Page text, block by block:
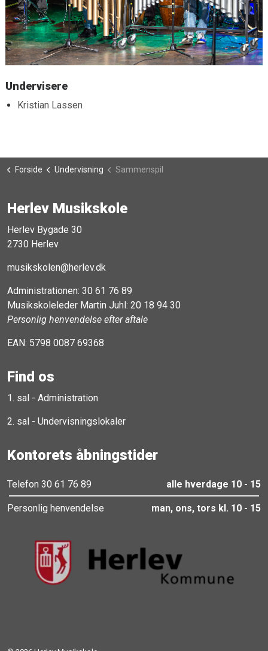
Undervisere
Kristian Lassen
Forside Undervisning Sammenspil
Herlev Musikskole
Herlev Bygade 30
2730 Herlev
musikskolen@herlev.dk
Administrationen: 30 61 76 89
Musikskoleleder Martin Juhl: 20 18 94 30
Personlig henvendelse efter aftale
EAN: 5798 0087 69368
Find os
1. sal - Administration
2. sal - Undervisningslokaler
Kontorets åbningstider
Telefon 30 61 76 89 alle hverdage 10 - 15
Personlig henvendelse man, ons, tors kl. 10 - 15